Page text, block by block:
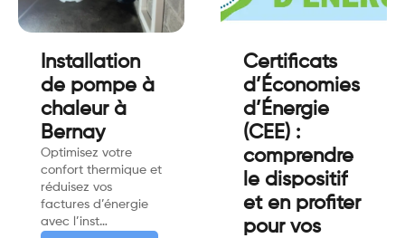
Installation
de pompe à
chaleur à
Bernay
Optimisez votre
confort thermique et
réduisez vos
factures d’énergie
avec l’inst…
Certificats
d’Économies
d’Énergie
(CEE) :
comprendre
le dispositif
et en profiter
pour vos